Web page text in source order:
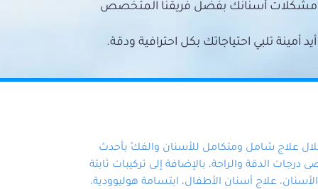
مشكلات أسنانك بفضل فريقنا المتخصص
تلبي احتياجاتك بكل احترافية ودقة.
علاج شامل ومتكامل للأسنان والفكّ بأحدث
الدقة والراحة، بالإضافة إلى تركيبات ثابتة
علاج أسنان الأطفال، ابتسامة هوليوودية،